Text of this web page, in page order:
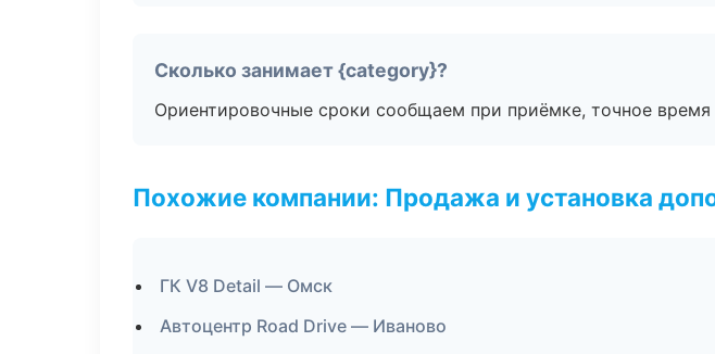
Сколько занимает {category}?
Ориентировочные сроки сообщаем при приёмке, точное
Похожие компании: Продажа и установка
ГК V8 Detail — Омск
Автоцентр Road Drive — Иваново